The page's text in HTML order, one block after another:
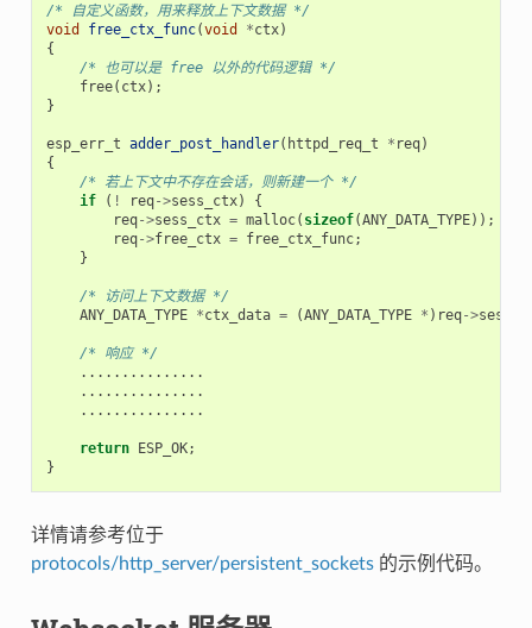
/* 自定义函数，用来释放上下文数据 */
void
free_ctx_func(void *ctx)
{
/* 也可以是 free 以外的代码逻辑 */
free( ctx);
}
esp_err_t adder_post_handler( httpd_req_t * req)
{
/* 若上下文中不存在会话，则新建一个 */
if
( ! req->sess_ctx)
{
req->sess_ctx = malloc( sizeof(ANY_DATA_TYPE));
req->free_ctx = free_ctx_func;
}
/* 访问上下文数据 */
ANY_DATA_TYPE *ctx_data = (ANY_DATA_TYPE * ) req->
/* 响应 */
...............
...............
...............
return ESP_OK;
}
详情请参考位于
protocols/http_server/persistent_sockets的示例代码。